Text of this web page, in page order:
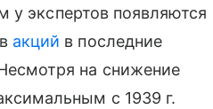
у экспертов появляются
акций в последние
на снижение
с 1939 г.